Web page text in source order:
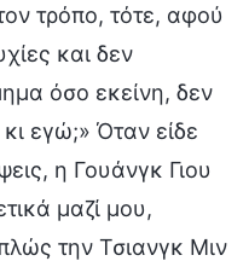
τρόπο, τότε, αφού
και δεν
όσο εκείνη, δεν
εγώ;» Όταν είδε
η Γουάνγκ Γιου
μαζί μου,
την Τσιανγκ Μιν